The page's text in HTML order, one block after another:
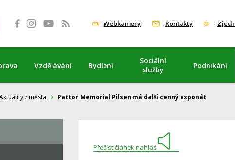
Webkamery Kontakty
Vzdělávání Bydlení
Sociální
služby
Podnikání
Aktuality z města Patton Memorial Pilsen má další cenný exponát
Přečíst článek nahlas